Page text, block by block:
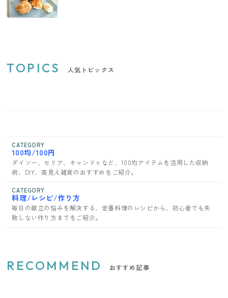
TOPICS 人気トピックス
CATEGORY
100均/100円
ダイソー、セリア、キャンドゥなど、100均アイテムを活用した収納
術、DIY、高見え雑貨のおすすめをご紹介。
CATEGORY
料理/レシピ/作り方
毎日の献立の悩みを解決する、定番料理のレシピから、初心者でも失
敗しない作り方までをご紹介。
RECOMMEND おすすめ記事